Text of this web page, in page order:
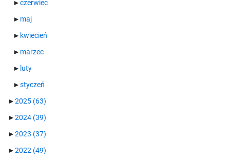
►czerwiec
► maj
► kwiecień
► marzec
► luty
►styczeń
►2025 (63)
►2024 (39)
►2023 (37)
►2022 (49)